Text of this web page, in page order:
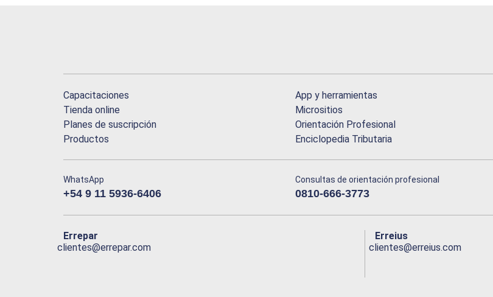
Capacitaciones
Tienda online
Planes de suscripción
Productos
App y herramientas
Micrositios
Orientación Profesional
Enciclopedia Tributaria
WhatsApp
+54 9 11 5936-6406
Consultas de orientación profesional
0810-666-3773
Errepar
clientes@errepar.com
Erreius
clientes@erreius.com